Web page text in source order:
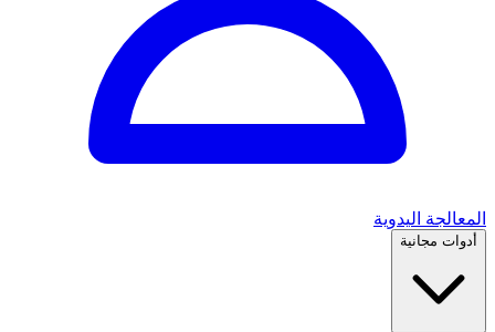
المعالجة اليدوية
أدوات مجانية